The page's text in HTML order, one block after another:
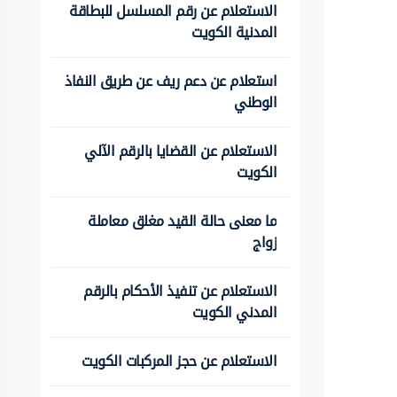
الاستعلام عن رقم المسلسل للبطاقة
المدنية الكويت
استعلام عن دعم ريف عن طريق النفاذ
الوطني
الاستعلام عن القضايا بالرقم الآلي
الكويت
ما معنى حالة القيد مغلق معاملة
زواج
الاستعلام عن تنفيذ الأحكام بالرقم
المدني الكويت
الاستعلام عن حجز المركبات الكويت